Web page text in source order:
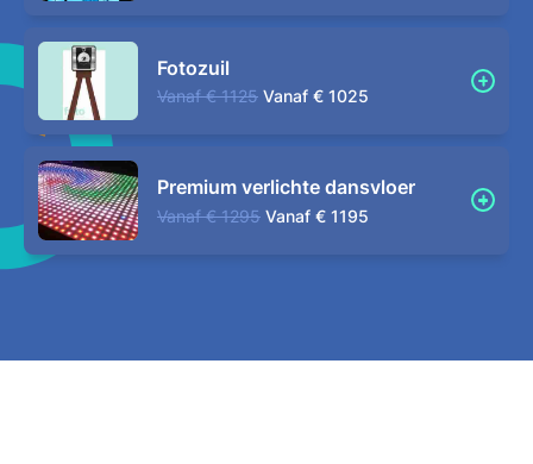
Fotozuil
Vanaf € 1125 Vanaf € 1025
Premium verlichte dansvloer
Vanaf € 1295 Vanaf € 1195